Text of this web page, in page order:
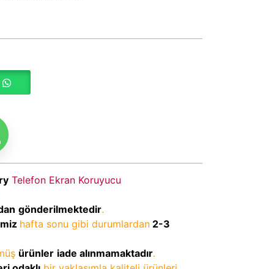
Telefon Ekran Koruyucu
gönderilmektedir.
hafta sonu gibi durumlardan 2-3
ürünler iade alınmamaktadır.